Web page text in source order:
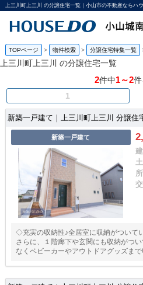
上三川町上三川 の分譲住宅一覧｜小山市の不動産ならハ
TOPページ > 物件検索 > 分譲住宅特集一覧
上三川町上三川 の分譲住宅一覧
2件中1～2
1
新築一戸建て｜上三川町上三川 分譲住
新築一戸建て
◇充実の収納性♪全居室に収納がついて
さらに、１階廊下や玄関にも収納がつ
なくベビーカーやアウトドアグッズま
か、１台分は来客用としても使えます